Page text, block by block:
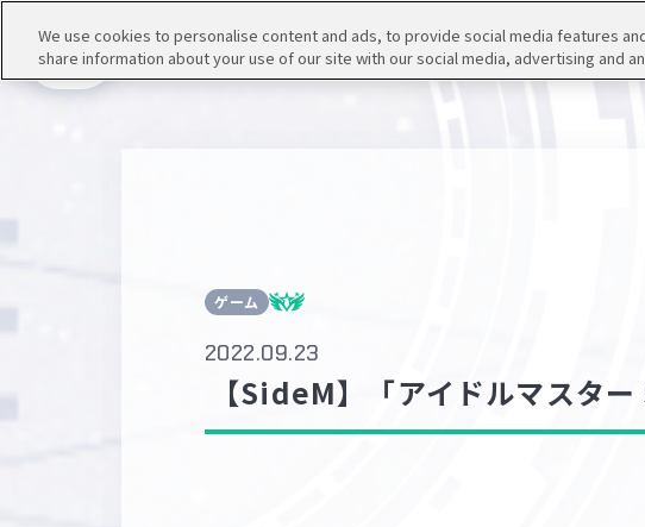
ゲーム
2022.09.23
【SideM】「アイドルマスタ
We use cookies to personalise content and ads, to provide social media features
share information about your use of our site with our social media, advertising and